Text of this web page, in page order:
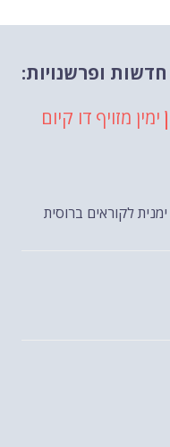
חדשות ופרשנויות:
ימין מזויף דו קיום
לקוראים ברוסית